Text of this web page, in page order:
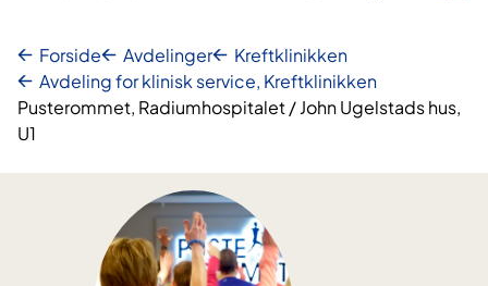
Forside Avdelinger
Kreftklinikken
Avdeling for klinisk service, Kreftklinikken
Pusterommet, Radiumhospitalet / John Ugelstads hus,
U1